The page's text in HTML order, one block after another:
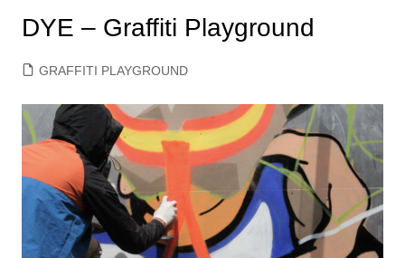
DYE – Graffiti Playground
GRAFFITI PLAYGROUND